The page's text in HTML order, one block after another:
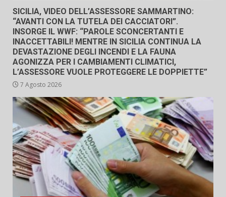
SICILIA, VIDEO DELL’ASSESSORE SAMMARTINO:
“AVANTI CON LA TUTELA DEI CACCIATORI”.
INSORGE IL WWF: “PAROLE SCONCERTANTI E
INACCETTABILI! MENTRE IN SICILIA CONTINUA LA
DEVASTAZIONE DEGLI INCENDI E LA FAUNA
AGONIZZA PER I CAMBIAMENTI CLIMATICI,
L’ASSESSORE VUOLE PROTEGGERE LE DOPPIETTE”
7 Agosto 2026